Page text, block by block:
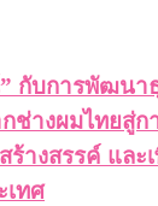
กับการพัฒนา
กช่างผมไทยสู่
ร้างสรรค์ แล
เทศ